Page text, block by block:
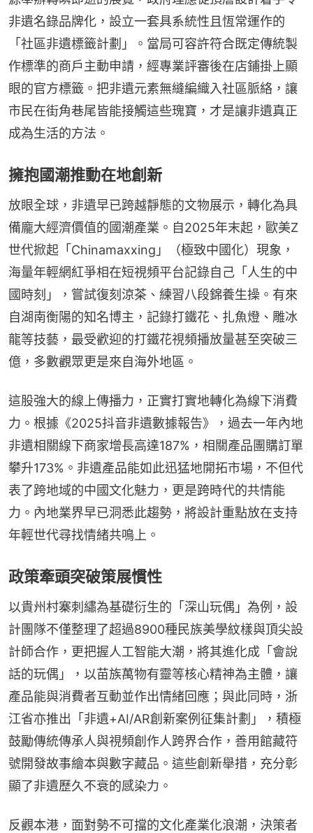
非遺名錄品牌化，設立一套具系統性且恆常運作的
「社區非遺標籤計劃」。當局可容許符合既定傳統製
作標準的商戶主動申請，經專業評審後在店鋪掛上顯
眼的官方標籤。把非遺元素無縫編織入社區脈絡，讓
市民在街角巷尾皆能接觸這些瑰寶，才是讓非遺真正
成為生活的方法。
擁抱國潮推動在地創新
放眼全球，非遺早已跨越靜態的文物展示，轉化為具
備龐大經濟價值的國潮產業。自2025年末起，歐美Z
世代掀起「Chinamaxxing」（極致中國化）現象，
海量年輕網紅爭相在短視頻平台記錄自己「人生的中
國時刻」，嘗試復刻涼茶、練習八段錦養生操。有來
自湖南衡陽的知名博主，記錄打鐵花、扎魚燈、雕冰
龍等技藝，最受歡迎的打鐵花視頻播放量甚至突破三
億，多數觀眾更是來自海外地區。
這股強大的線上傳播力，正實打實地轉化為線下消費
力。根據《2025抖音非遺數據報告》，過去一年內地
非遺相關線下商家增長高達187%，相關產品團購訂單
攀升173%。非遺產品能如此迅猛地開拓市場，不但代
表了跨地域的中國文化魅力，更是跨時代的共情能
力。內地業界早已洞悉此趨勢，將設計重點放在支持
年輕世代尋找情緒共鳴上。
政策牽頭突破策展慣性
以貴州村寨刺繡為基礎衍生的「深山玩偶」為例，設
計團隊不僅整理了超過8900種民族美學紋樣與頂尖設
計師合作，更把握人工智能大潮，將其進化成「會說
話的玩偶」，以苗族萬物有靈等核心精神為主體，讓
產品能與消費者互動並作出情緒回應；與此同時，浙
江省亦推出「非遺+AI/AR創新案例征集計劃」，積極
鼓勵傳統傳承人與視頻創作人跨界合作，善用館藏符
號開發故事繪本與數字藏品。這些創新舉措，充分彰
顯了非遺歷久不衰的感染力。
反觀本港，面對勢不可擋的文化產業化浪潮，決策者